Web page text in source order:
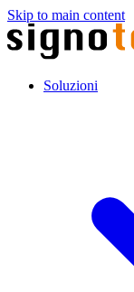
Skip to main content
Soluzioni